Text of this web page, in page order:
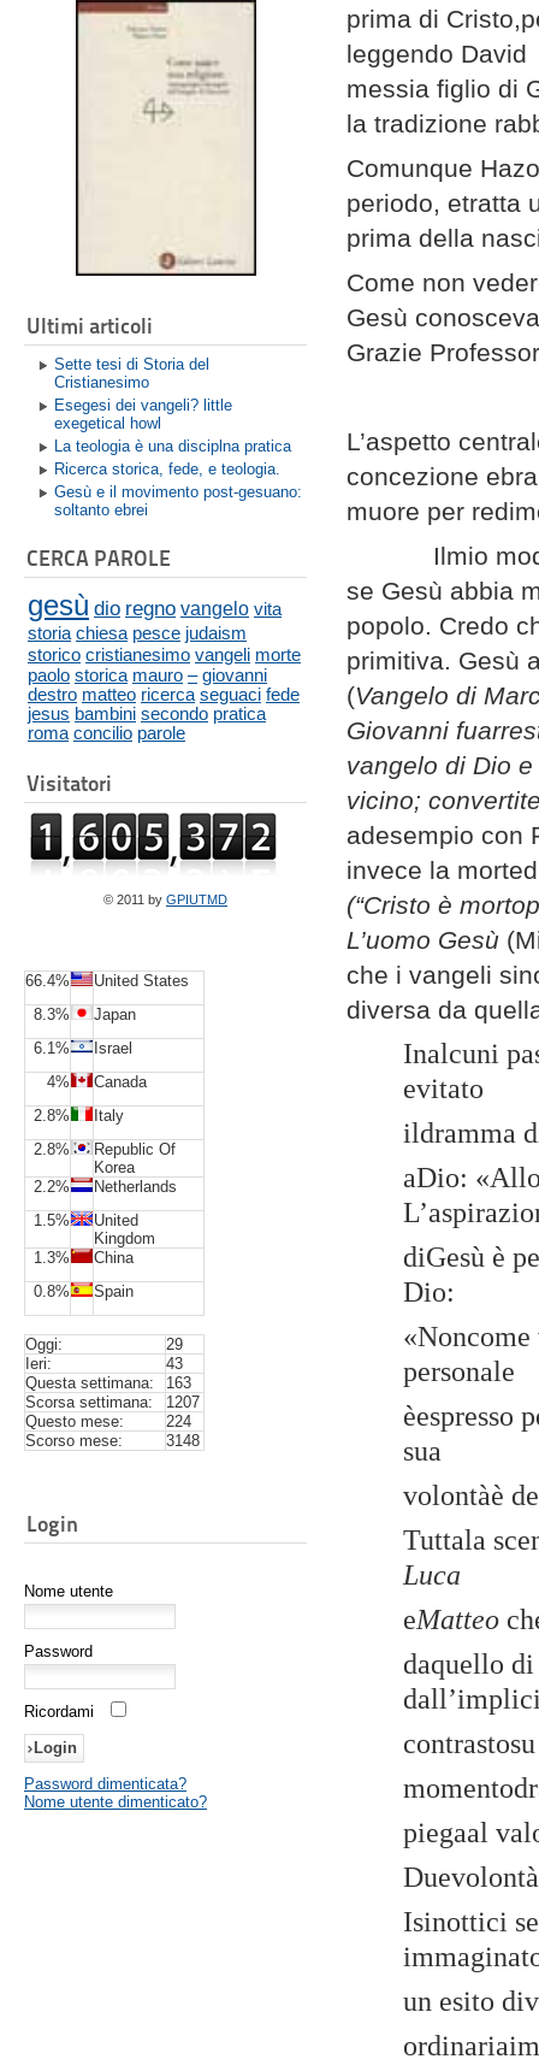
Ultimi articoli
Sette tesi di Storia del
Cristianesimo
Esegesi dei vangeli? little
exegetical howl
La teologia è una disciplna pratica
Ricerca storica, fede, e teologia.
Gesù e il movimento post-gesuano:
soltanto ebrei
CERCA PAROLE
gesù dio regno vangelo vita
storia chiesa pesce judaism
storico cristianesimo vangeli morte
paolo storica mauro – giovanni
destro matteo ricerca seguaci fede
jesus bambini secondo pratica
roma concilio parole
Visitatori
© 2011 by GPIUTMD
66.4%
United States
8.3%
Japan
6.1%
Israel
4%
Canada
2.8%
Italy
2.8%
Republic Of
Korea
2.2%
Netherlands
1.5%
United
Kingdom
1.3%
China
0.8%
Spain
Oggi:
29
Ieri:
43
Questa settimana:
163
Scorsa settimana:
1207
Questo mese:
224
Scorso mese:
3148
Login
Nome utente
Password
Ricordami
Password dimenticata?
Nome utente dimenticato?
prima di
leggendo
messia figlio di
la tradizione
Comunque
periodo, etratta
prima della
Come non
Gesù
Grazie
L’aspetto
concezione
muore per
Ilmio modo
se Gesù abbia
popolo. Credo
primitiva. Gesù
(Vangelo di
Giovanni
vangelo di Dio
vicino;
adesempio con
invece la
(“Cristo è
L’uomo Gesù
che i vangeli
diversa da
Inalcuni
evitato
ildramma
aDio:
diGesù è
Dio:
personale
èespresso
sua
volontàè
Tuttala
Luca
eMatteo
daquello
piegaal
Isinottici
un esito